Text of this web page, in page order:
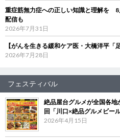
重症筋無力症への正しい知識と理解を
配信も
2026年7月31日
【がんを生きる緩和ケア医・大橋洋平「
2026年7月28日
フェスティバル
絶品屋台グルメが全国各
回「川口×絶品グルメビー
2026年4月15日